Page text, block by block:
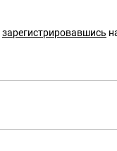
зарегистрировавшись